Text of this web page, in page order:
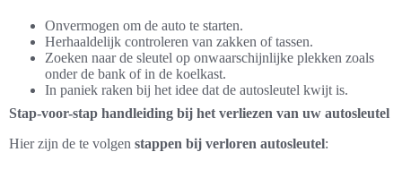
Onvermogen om de auto te starten.
Herhaaldelijk controleren van zakken of tassen.
Zoeken naar de sleutel op onwaarschijnlijke plekken zoals
onder de bank of in de koelkast.
In paniek raken bij het idee dat de autosleutel kwijt is.
Stap-voor-stap handleiding bij het verliezen van uw autosleutel
Hier zijn de te volgen stappen bij verloren autosleutel: